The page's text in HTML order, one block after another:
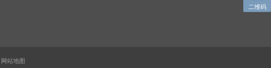
网站地图
二维码